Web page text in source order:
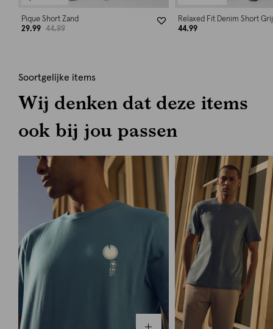
Pique Short Zand
29.99
44.99
Relaxed Fit Denim Short
44.99
Soortgelijke items
Wij denken dat deze items
ook bij jou passen